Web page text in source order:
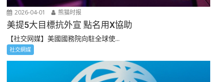
2026-04-01 熊猫时报
美提5大目標抗外宣 點名用X協助
【社交网媒】美國國務院向駐全球使...
社交網媒